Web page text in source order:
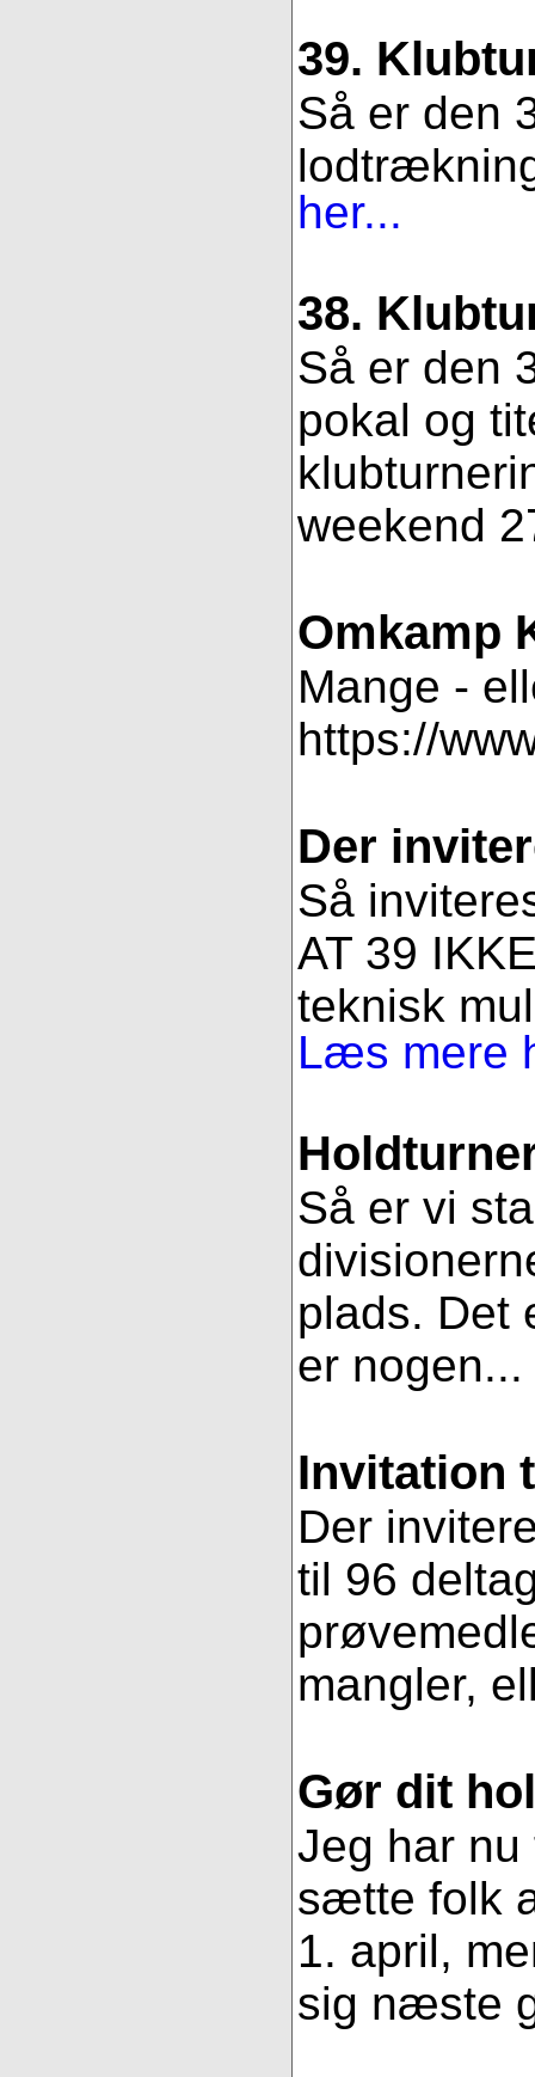
39.
Så er den
her...
38.
Så er den
pokal og
weekend
Omkamp
Mange -
https://
Der
Så
AT 39
teknisk
Læs mere
Så er vi
plads. Det
er nogen...
Invitation
Der
til 96
mangler,
Gør dit
Jeg har
sætte folk
1. april,
sig næste